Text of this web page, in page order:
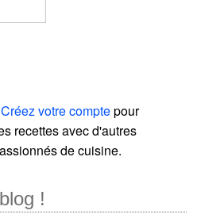
Créez votre comptepour
recettes avec d'autres
de cuisine.
!